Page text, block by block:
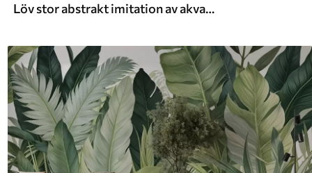
Löv stor abstrakt imitation av akvarell